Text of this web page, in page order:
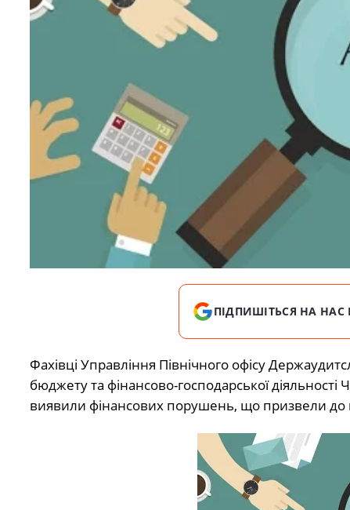
ПІДПИШІТЬСЯ НА НАС В
Фахівці Управління Північного офісу
бюджету та фінансово-господарської діяльності
виявили фінансових порушень, що призвели до